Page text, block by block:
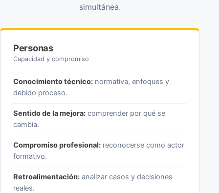
simultánea.
Personas
Capacidad y compromiso
Conocimiento técnico: normativa, enfoques y
debido proceso.
Sentido de la mejora: comprender por qué se
cambia.
Compromiso profesional: reconocerse como actor
formativo.
Retroalimentación: analizar casos y decisiones
reales.